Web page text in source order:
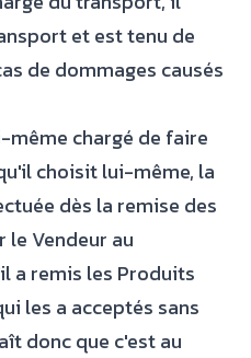
et est tenu de
de dommages causés
même chargé de faire
choisit lui-même, la
dès la remise des
Vendeur au
a remis les Produits
les a acceptés sans
donc que c'est au